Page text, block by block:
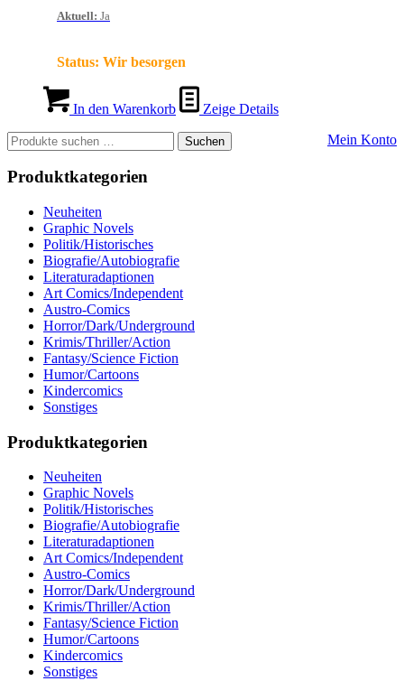
Aktuell: Ja
Status: Wir besorgen
In den Warenkorb
Zeige Details
Mein Konto
Suchen
nach:
Suchen
Produktkategorien
Neuheiten
Graphic Novels
Politik/Historisches
Biografie/Autobiografie
Literaturadaptionen
Art Comics/Independent
Austro-Comics
Horror/Dark/Underground
Krimis/Thriller/Action
Fantasy/Science Fiction
Humor/Cartoons
Kindercomics
Sonstiges
Produktkategorien
Neuheiten
Graphic Novels
Politik/Historisches
Biografie/Autobiografie
Literaturadaptionen
Art Comics/Independent
Austro-Comics
Horror/Dark/Underground
Krimis/Thriller/Action
Fantasy/Science Fiction
Humor/Cartoons
Kindercomics
Sonstiges